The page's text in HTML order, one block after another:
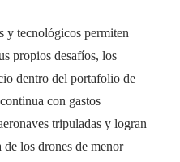
y tecnológicos permiten
propios desafíos, los
dentro del portafolio de
con gastos
tripuladas y logran
los drones de menor